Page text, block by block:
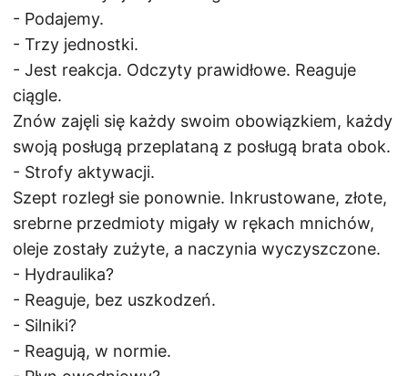
- Podajemy.
- Trzy jednostki.
- Jest reakcja. Odczyty prawidłowe. Reaguje
ciągle.
Znów zajęli się każdy swoim obowiązkiem, każdy
swoją posługą przeplataną z posługą brata obok.
- Strofy aktywacji.
Szept rozległ sie ponownie. Inkrustowane, złote,
srebrne przedmioty migały w rękach mnichów,
oleje zostały zużyte, a naczynia wyczyszczone.
- Hydraulika?
- Reaguje, bez uszkodzeń.
- Silniki?
- Reagują, w normie.